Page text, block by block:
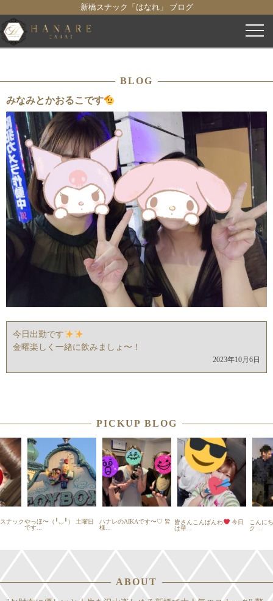
新橋スナック「はなれ」 ブログ
コ
ン
ツ
キ
ッ
プ
BLOG
みなみとかおるこです
今日出勤です
金曜楽しく一緒に飲みましょ〜！
2023年10月6日
PICKUP BLOG
ナックやっほ〜（╹◡╹） 土曜日
です...
ハナレのAIKAです〜♡ 皆
様...
皆さんこんばんわ
今日
は華...
こんに
ク ...
ABOUT